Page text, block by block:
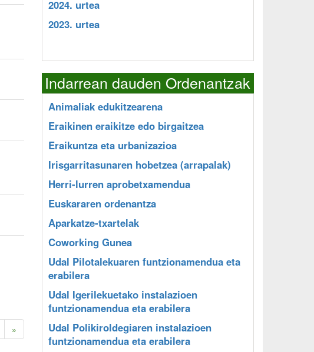
»
2024. urtea
2023. urtea
Indarrean dauden Ordenantzak
Animaliak edukitzearena
Eraikinen eraikitze edo birgaitzea
Eraikuntza eta urbanizazioa
Irisgarritasunaren hobetzea (arrapalak)
Herri-lurren aprobetxamendua
Euskararen ordenantza
Aparkatze-txartelak
Coworking Gunea
Udal Pilotalekuaren funtzionamendua eta
erabilera
Udal Igerilekuetako instalazioen
funtzionamendua eta erabilera
Udal Polikiroldegiaren instalazioen
funtzionamendua eta erabilera